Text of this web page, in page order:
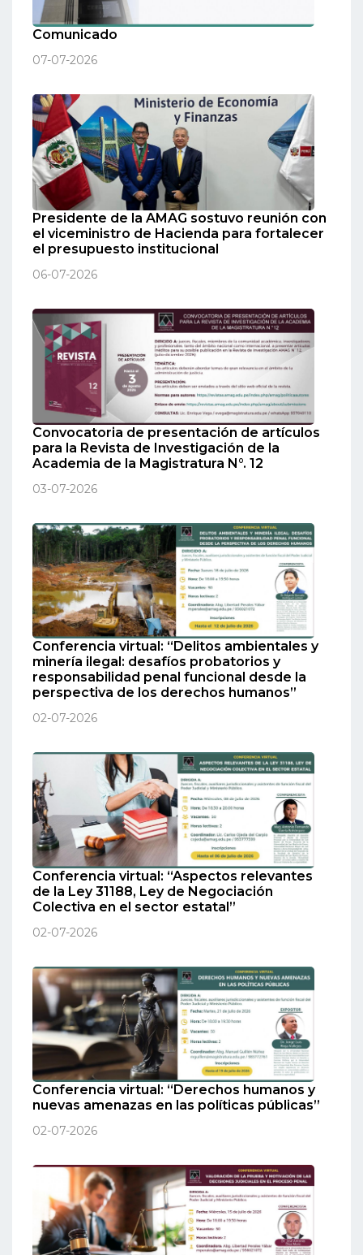
Comunicado
07-07-2026
Presidente de la AMAG sostuvo reunión con
el viceministro de Hacienda para fortalecer
el presupuesto institucional
06-07-2026
Convocatoria de presentación de artículos
para la Revista de Investigación de la
Academia de la Magistratura N°. 12
03-07-2026
Conferencia virtual: “Delitos ambientales y
minería ilegal: desafíos probatorios y
responsabilidad penal funcional desde la
perspectiva de los derechos humanos”
02-07-2026
Conferencia virtual: “Aspectos relevantes
de la Ley 31188, Ley de Negociación
Colectiva en el sector estatal”
02-07-2026
Conferencia virtual: “Derechos humanos y
nuevas amenazas en las políticas públicas”
02-07-2026